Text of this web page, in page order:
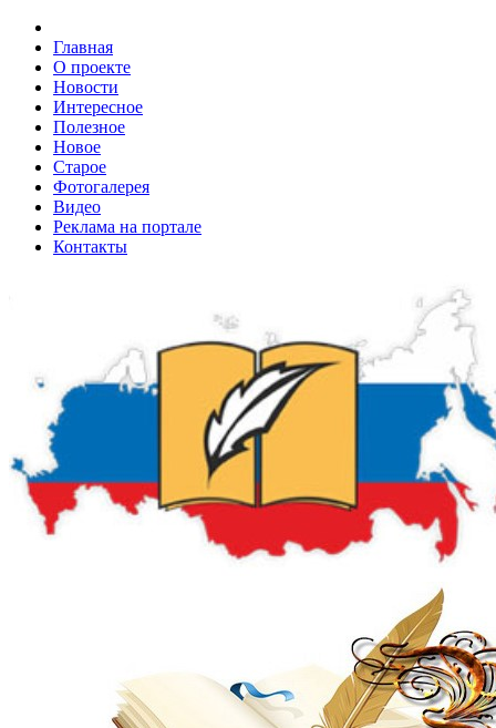
Главная
О проекте
Новости
Интересное
Полезное
Новое
Старое
Фотогалерея
Видео
Реклама на портале
Контакты